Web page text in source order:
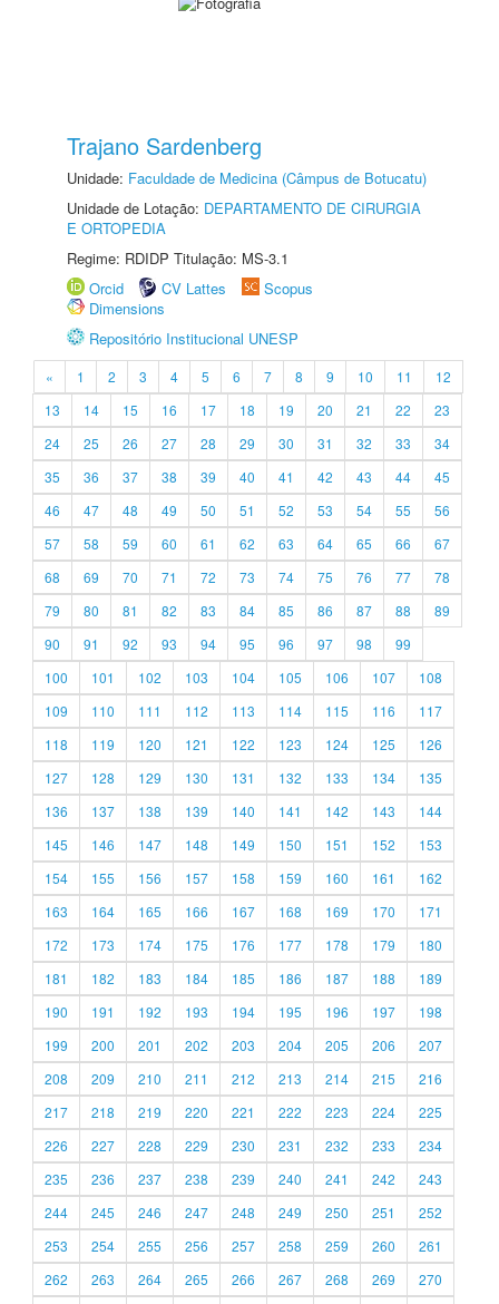
Trajano Sardenberg
Unidade: Faculdade de Medicina (Câmpus de Botucatu)
Unidade de Lotação: DEPARTAMENTO DE CIRURGIA
E ORTOPEDIA
Regime: RDIDP Titulação: MS-3.1
Orcid
CV Lattes
Scopus
Dimensions
Repositório Institucional UNESP
« 1 2 3 4 5 6 7 8 9 10 11
12
13
14 15 16 17 18 19 20 21 22
23
24
25 26 27 28 29 30 31 32 33
34
35
36 37 38 39 40 41 42 43 44
45
46
47 48 49 50 51 52 53 54 55
56
57
58 59 60 61 62 63 64 65 66
67
68
69 70 71 72 73 74 75 76 77
78
79
80 81 82 83 84 85 86 87 88
89
90
91 92 93 94 95 96 97 98
99
100
101 102 103 104 105 106 107
108
109
110 111 112 113 114 115 116
117
118
119 120 121 122 123 124 125
126
127
128 129 130 131 132 133 134
135
136
137 138 139 140 141 142 143
144
145
146 147 148 149 150 151 152
153
154
155 156 157 158 159 160 161
162
163
164 165 166 167 168 169 170
171
172
173 174 175 176 177 178 179
180
181
182 183 184 185 186 187 188
189
190
191 192 193 194 195 196 197
198
199
200 201 202 203 204 205 206
207
208
209 210 211 212 213 214 215
216
217
218 219 220 221 222 223 224
225
226
227 228 229 230 231 232 233
234
235
236 237 238 239 240 241 242
243
244
245 246 247 248 249 250 251
252
253
254 255 256 257 258 259 260
261
262
263 264 265 266 267 268 269
270